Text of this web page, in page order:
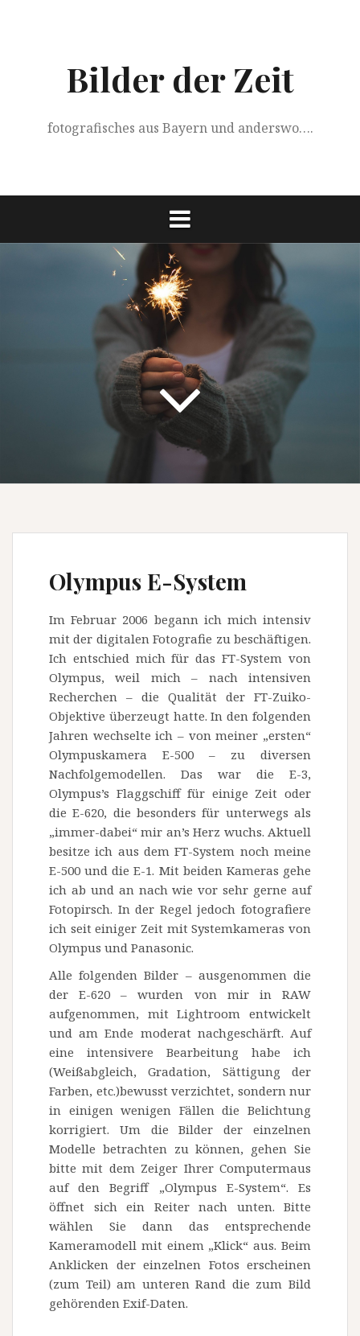
Bilder der Zeit
fotografisches aus Bayern und anderswo….
Olympus E-System
Im Februar 2006 begann ich mich intensiv
mit der digitalen Fotografie zu beschäftigen.
Ich entschied mich für das FT-System von
Olympus, weil mich – nach intensiven
Recherchen – die Qualität der FT-Zuiko-
Objektive überzeugt hatte. In den folgenden
Jahren wechselte ich – von meiner „ersten“
Olympuskamera E-500 – zu diversen
Nachfolgemodellen. Das war die E-3,
Olympus’s Flaggschiff für einige Zeit oder
die E-620, die besonders für unterwegs als
„immer-dabei“ mir an’s Herz wuchs. Aktuell
besitze ich aus dem FT-System noch meine
E-500 und die E-1. Mit beiden Kameras gehe
ich ab und an nach wie vor sehr gerne auf
Fotopirsch. In der Regel jedoch fotografiere
ich seit einiger Zeit mit Systemkameras von
Olympus und Panasonic.
Alle folgenden Bilder – ausgenommen die
der E-620 – wurden von mir in RAW
aufgenommen, mit Lightroom entwickelt
und am Ende moderat nachgeschärft. Auf
eine intensivere Bearbeitung habe ich
(Weißabgleich, Gradation, Sättigung der
Farben, etc.)bewusst verzichtet, sondern nur
in einigen wenigen Fällen die Belichtung
korrigiert. Um die Bilder der einzelnen
Modelle betrachten zu können, gehen Sie
bitte mit dem Zeiger Ihrer Computermaus
auf den Begriff „Olympus E-System“. Es
öffnet sich ein Reiter nach unten. Bitte
wählen Sie dann das entsprechende
Kameramodell mit einem „Klick“ aus. Beim
Anklicken der einzelnen Fotos erscheinen
(zum Teil) am unteren Rand die zum Bild
gehörenden Exif-Daten.